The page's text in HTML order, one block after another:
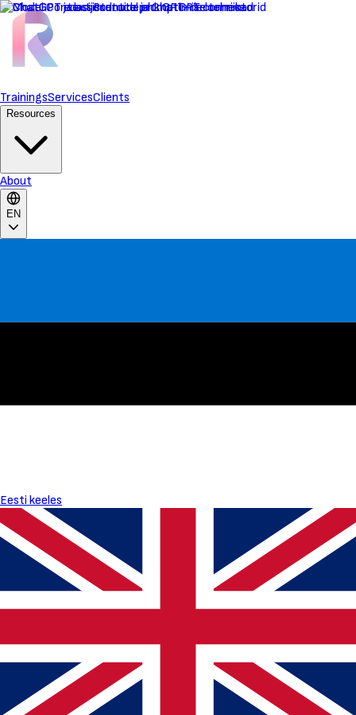
TrainingsServicesClients
Resources
About
EN
Eesti keeles